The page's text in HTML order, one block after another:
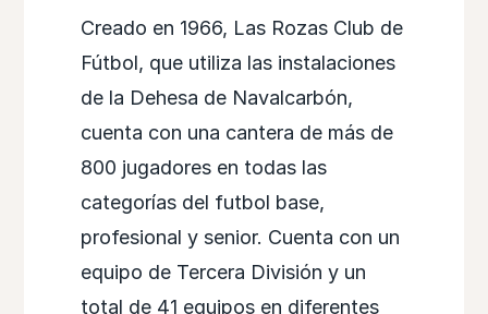
Creado en 1966, Las Rozas Club de
Fútbol, que utiliza las instalaciones
de la Dehesa de Navalcarbón,
cuenta con una cantera de más de
800 jugadores en todas las
categorías del futbol base,
profesional y senior. Cuenta con un
equipo de Tercera División y un
total de 41 equipos en diferentes